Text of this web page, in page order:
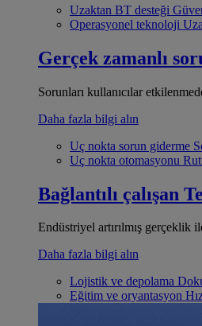
Uzaktan BT desteği
Operasyonel teknoloji
Gerçek zamanlı
Sorunları kullanıcılar
Daha fazla bilgi alın
Uç nokta sorun giderme
Uç nokta otomasyonu
Bağlantılı çalışan
Endüstriyel artırılmış gerçeklik
Daha fazla bilgi alın
Lojistik ve depolama
Eğitim ve oryantasyon